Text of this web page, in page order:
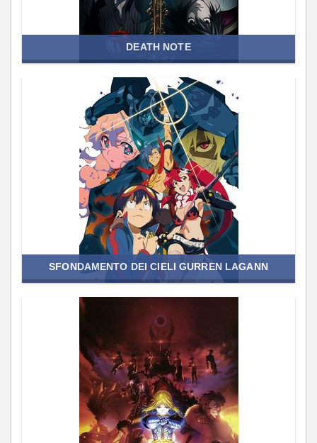
DEATH NOTE
SFONDAMENTO DEI CIELI GURREN LAGANN